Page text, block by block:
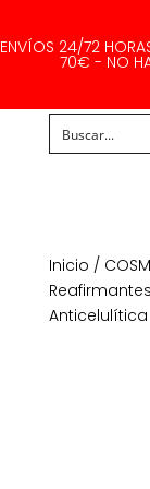
ENVÍOS 24/72
70€ - NO
Inicio /
Reafirmantes
Anticelulítica